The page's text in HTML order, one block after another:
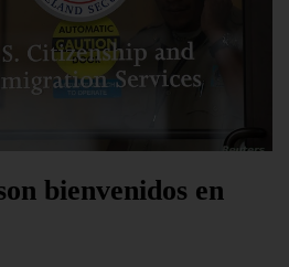
bienvenidos en